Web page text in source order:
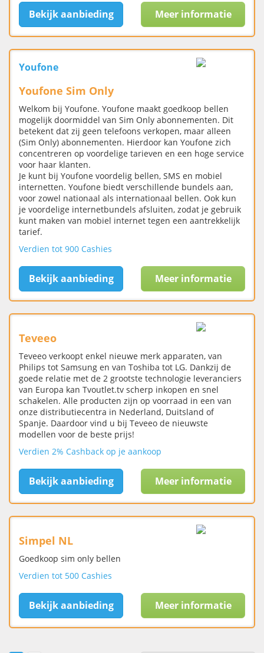
Bekijk aanbieding Meer informatie
Youfone
Youfone Sim Only
Welkom bij Youfone. Youfone maakt goedkoop bellen
mogelijk doormiddel van Sim Only abonnementen. Dit
betekent dat zij geen telefoons verkopen, maar alleen
(Sim Only) abonnementen. Hierdoor kan Youfone zich
concentreren op voordelige tarieven en een hoge service
voor haar klanten.
Je kunt bij Youfone voordelig bellen, SMS en mobiel
internetten. Youfone biedt verschillende bundels aan,
voor zowel nationaal als internationaal bellen. Ook kun
je voordelige internetbundels afsluiten, zodat je gebruik
kunt maken van mobiel internet tegen een aantrekkelijk
tarief.
Verdien tot 900 Cashies
Bekijk aanbieding Meer informatie
Teveeo
Teveeo verkoopt enkel nieuwe merk apparaten, van
Philips tot Samsung en van Toshiba tot LG. Dankzij de
goede relatie met de 2 grootste technologie leveranciers
van Europa kan Tvoutlet.tv scherp inkopen en snel
schakelen. Alle producten zijn op voorraad in een van
onze distributiecentra in Nederland, Duitsland of
Spanje. Daardoor vind u bij Teveeo de nieuwste
modellen voor de beste prijs!
Verdien 2% Cashback op je aankoop
Bekijk aanbieding Meer informatie
Simpel NL
Goedkoop sim only bellen
Verdien tot 500 Cashies
Bekijk aanbieding Meer informatie